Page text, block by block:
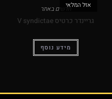
אזל המלאיחדשים באתר
גריינדר כרטיס V syndictae
מידע נוסף